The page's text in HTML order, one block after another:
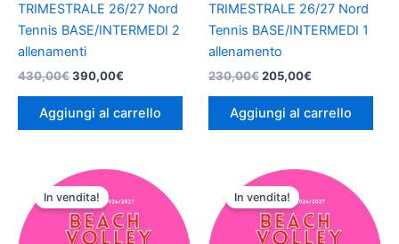
TRIMESTRALE 26/27 Nord
Tennis BASE/INTERMEDI 2
allenamenti
430,00€390,00€
Aggiungi al carrello
TRIMESTRALE 26/27 Nord
Tennis BASE/INTERMEDI 1
allenamento
230,00€205,00€
Aggiungi al carrello
In vendita!
Il
prezzo
originale
era:
1.075,00€.
Il
prezzo
attuale
è:
985,00€.
In vendita!
Il
prezzo
originale
era:
700,00€.
Il
prezzo
attuale
è:
660,00€.